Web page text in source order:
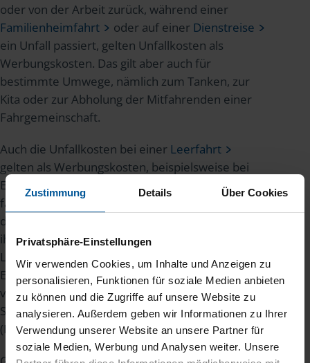
Zustimmung Details Über Cookies
Privatsphäre-Einstellungen
Wir verwenden Cookies, um Inhalte und Anzeigen zu
personalisieren, Funktionen für soziale Medien anbieten
zu können und die Zugriffe auf unsere Website zu
analysieren. Außerdem geben wir Informationen zu Ihrer
Verwendung unserer Website an unsere Partner für
soziale Medien, Werbung und Analysen weiter. Unsere
oder von der Arbeit zurück, während einer
Familienheimfahrt
oder auf einer Dienstreise
ein Unfall passiert, gelten Unfallkosten als
Werbungskosten. Das gilt aber auch für
bestimmte Umwege, nämlich zum Tanken, zur
Kita oder zur Abholung der Mitfahrenden einer
Fahrgemeinschaft.
Auch die Unfallkosten bei einer Leerfahrt
gelten als Werbungskosten, beispielsweise bei
Eheleuten, die normalerweise immer gemeinsam
fahren: Einer von beiden muss länger bleiben und
der andere fährt abends noch mal extra los, um
ihn abzuholen. Passiert während einer solchen
Leerfahrt auf dem Weg zur Arbeitsstelle des
Ehegatten ein Unfall, gilt das als beruflich
veranlasste Fahrt – alle Kosten sind dann von der
Steuer absetzbar. Das hat der Bundesfinanzhof
(BFH) bereits 1984 entschieden.